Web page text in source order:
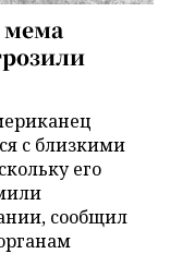
мема
с близкими
его
сообщил